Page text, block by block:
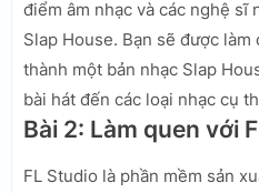
điểm âm nhạc và các nghệ
Slap House. Bạn sẽ được
thành một bản nhạc Slap
bài hát đến các loại nhạc cụ
Bài 2: Làm quen với
FL Studio là phần mềm sản